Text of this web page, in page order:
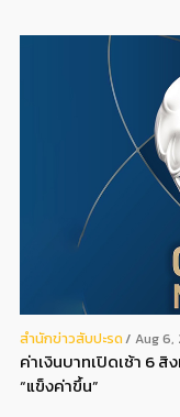
สํานักข่าวสับปะรด Aug 6,
ค่าเงินบาทเปิดเช้า 6
“แข็งค่าขึ้น”